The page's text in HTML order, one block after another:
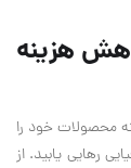
هزینه
محصولات خود را
رهایی یابید. از